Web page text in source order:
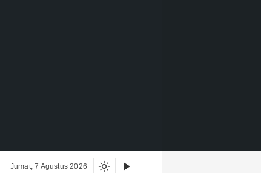
Jumat, 7 Agustus 2026